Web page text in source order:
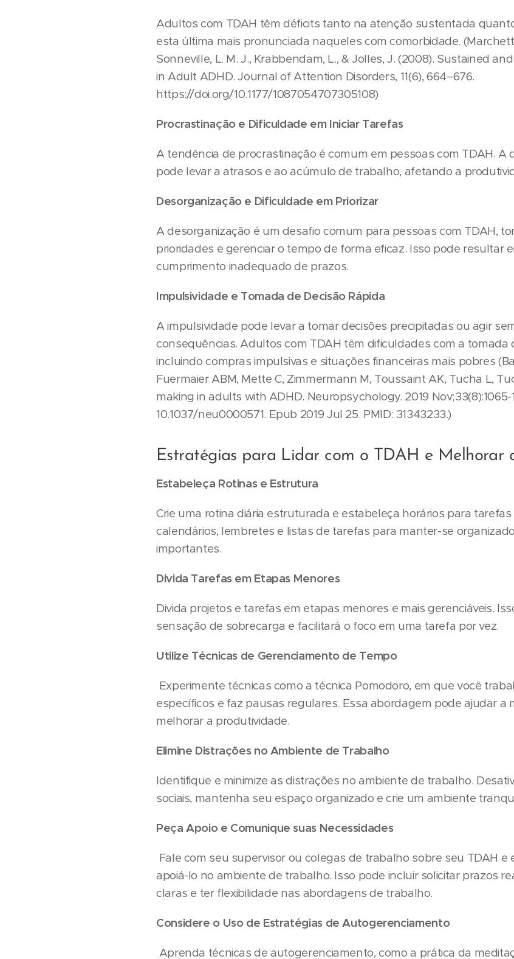
Adultos com TDAH têm déficits tanto na atenção sustentada
esta última mais pronunciada naqueles com comorbidade.
Sonneville, L. M. J., Krabbendam, L., & Jolles, J. (2008). Sustained
in Adult ADHD. Journal of Attention Disorders, 11(6), 664–676.
https://doi.org/10.1177/1087054707305108)
Procrastinação e Dificuldade em Iniciar Tarefas
A tendência de procrastinação é comum em pessoas com TDAH. A
pode levar a atrasos e ao acúmulo de trabalho, afetando a
Desorganização e Dificuldade em Priorizar
A desorganização é um desafio comum para pessoas com TDAH,
prioridades e gerenciar o tempo de forma eficaz. Isso pode resultar
cumprimento inadequado de prazos.
Impulsividade e Tomada de Decisão Rápida
A impulsividade pode levar a tomar decisões precipitadas ou agir
consequências. Adultos com TDAH têm dificuldades com a tomada
incluindo compras impulsivas e situações financeiras mais pobres
Fuermaier ABM, Mette C, Zimmermann M, Toussaint AK, Tucha L,
making in adults with ADHD. Neuropsychology. 2019 Nov;33(8):1065-
10.1037/neu0000571. Epub 2019 Jul 25. PMID: 31343233.)
Estratégias para Lidar com o TDAH e Melhorar
Estabeleça Rotinas e Estrutura
Crie uma rotina diária estruturada e estabeleça horários para
calendários, lembretes e listas de tarefas para manter-se
importantes.
Divida Tarefas em Etapas Menores
Divida projetos e tarefas em etapas menores e mais gerenciáveis.
sensação de sobrecarga e facilitará o foco em uma tarefa por vez.
Utilize Técnicas de Gerenciamento de Tempo
Experimente técnicas como a técnica Pomodoro, em que você
específicos e faz pausas regulares. Essa abordagem pode ajudar a
melhorar a produtividade.
Elimine Distrações no Ambiente de Trabalho
Identifique e minimize as distrações no ambiente de trabalho.
sociais, mantenha seu espaço organizado e crie um ambiente
Peça Apoio e Comunique suas Necessidades
Fale com seu supervisor ou colegas de trabalho sobre seu TDAH e
apoiá-lo no ambiente de trabalho. Isso pode incluir solicitar prazos
claras e ter flexibilidade nas abordagens de trabalho.
Considere o Uso de Estratégias de Autogerenciamento
Aprenda técnicas de autogerenciamento, como a prática da